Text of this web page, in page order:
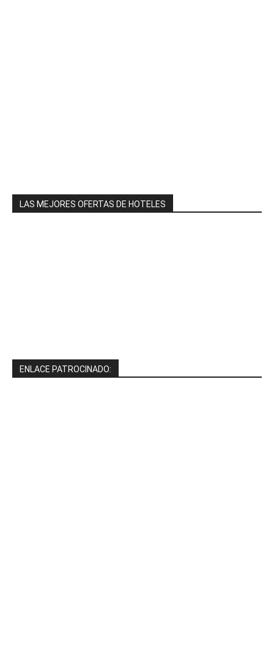
LAS MEJORES OFERTAS DE HOTELES
ENLACE PATROCINADO: